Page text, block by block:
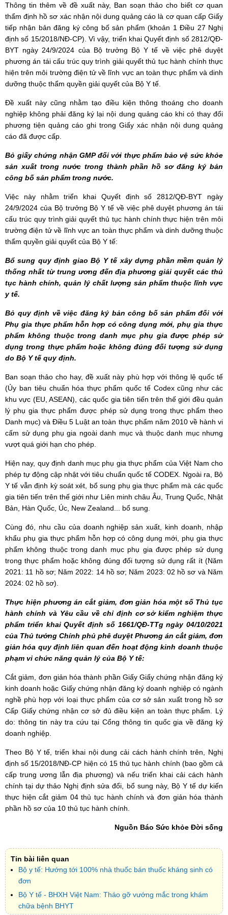
Thông tin thêm về đề xuất này, Ban soạn thảo cho biết cơ quan
thẩm định hồ sơ xác nhận nội dung quảng cáo là cơ quan cấp Giấy
tiếp nhận bản đăng ký công bố sản phẩm (khoản 1 Điều 27 Nghị
định số 15/2018/NĐ-CP). Vì vậy, triển khai Quyết định số 2812/QĐ-
BYT ngày 24/9/2024 của Bộ trưởng Bộ Y tế về việc phê duyệt
phương án tái cấu trúc quy trình giải quyết thủ tục hành chính thực
hiện trên môi trường điện tử về lĩnh vực an toàn thực phẩm và dinh
dưỡng thuộc thẩm quyền giải quyết của Bộ Y tế.
Đề xuất này cũng nhằm tạo điều kiện thông thoáng cho doanh
nghiệp không phải đăng ký lại nội dung quảng cáo khi có thay đổi
phương tiện quảng cáo ghi trong Giấy xác nhận nội dung quảng
cáo đã được cấp.
Bỏ giấy chứng nhận GMP đối với thực phẩm bảo vệ sức khỏe
sản xuất trong nước trong thành phần hồ sơ đăng ký bản
công bố sản phẩm trong nước.
Việc này nhằm triển khai Quyết định số 2812/QĐ-BYT ngày
24/9/2024 của Bộ trưởng Bộ Y tế về việc phê duyệt phương án tái
cấu trúc quy trình giải quyết thủ tục hành chính thực hiện trên môi
trường điện tử về lĩnh vực an toàn thực phẩm và dinh dưỡng thuộc
thẩm quyền giải quyết của Bộ Y tế:
Bổ sung quy định giao Bộ Y tế xây dựng phần mềm quản lý
thống nhất từ trung ương đến địa phương giải quyết các thủ
tục hành chính, quản lý chất lượng sản phẩm thuộc lĩnh vực
y tế.
Bỏ quy định về việc đăng ký bản công bố sản phẩm đối với
Phụ gia thực phẩm hỗn hợp có công dụng mới, phụ gia thực
phẩm không thuộc trong danh mục phụ gia được phép sử
dụng trong thực phẩm hoặc không đúng đối tượng sử dụng
do Bộ Y tế quy định.
Ban soạn thảo cho hay, đề xuất này phù hợp với thông lệ quốc tế
(Ủy ban tiêu chuẩn hóa thực phẩm quốc tế Codex cũng như các
khu vực (EU, ASEAN), các quốc gia tiên tiến trên thế giới đều quản
lý phụ gia thực phẩm được phép sử dụng trong thực phẩm theo
Danh mục) và Điều 5 Luật an toàn thực phẩm năm 2010 về hành vi
cấm sử dụng phụ gia ngoài danh mục và thuộc danh mục nhưng
vượt quá giới hạn cho phép.
Hiện nay, quy định danh mục phụ gia thực phẩm của Việt Nam cho
phép tự động cập nhật với tiêu chuẩn quốc tế CODEX. Ngoài ra, Bộ
Y tế vẫn định kỳ soát xét, bổ sung phụ gia thực phẩm mà các quốc
gia tiên tiến trên thế giới như Liên minh châu Âu, Trung Quốc, Nhật
Bản, Hàn Quốc, Úc, New Zealand... bổ sung.
Cùng đó, nhu cầu của doanh nghiệp sản xuất, kinh doanh, nhập
khẩu phụ gia thực phẩm hỗn hợp có công dụng mới, phụ gia thực
phẩm không thuộc trong danh mục phụ gia được phép sử dụng
trong thực phẩm hoặc không đúng đối tượng sử dụng rất ít (Năm
2021: 11 hồ sơ; Năm 2022: 14 hồ sơ; Năm 2023: 02 hồ sơ và Năm
2024: 02 hồ sơ).
Thực hiện phương án cắt giảm, đơn giản hóa một số Thủ tục
hành chính và Yêu cầu về chỉ định cơ sở kiểm nghiệm thực
phẩm triển khai Quyết định số 1661/QĐ-TTg ngày 04/10/2021
của Thủ tướng Chính phủ phê duyệt Phương án cắt giảm, đơn
giản hóa quy định liên quan đến hoạt động kinh doanh thuộc
phạm vi chức năng quản lý của Bộ Y tế:
Cắt giảm, đơn giản hóa thành phần Giấy Giấy chứng nhận đăng ký
kinh doanh hoặc Giấy chứng nhận đăng ký doanh nghiệp có ngành
nghề phù hợp với loại thực phẩm của cơ sở sản xuất trong hồ sơ
Cấp Giấy chứng nhận cơ sở đủ điều kiện an toàn thực phẩm. Lý
do: thông tin này tra cứu tại Cổng thông tin quốc gia về đăng ký
doanh nghiệp.
Theo Bộ Y tế, triển khai nội dung cải cách hành chính trên, Nghị
định số 15/2018/NĐ-CP hiện có 15 thủ tục hành chính (bao gồm cả
cấp trung ương lẫn địa phương) và nếu triển khai cải cách hành
chính tại dự thảo Nghị định sửa đổi, bổ sung này, Bộ Y tế dự kiến
thực hiện cắt giảm 04 thủ tục hành chính và đơn giản hóa thành
phần hồ sơ của 10 thủ tục hành chính.
Nguồn Báo Sức khỏe Đời sống
Tin bài liên quan
Bộ y tế: Hướng tới 100% nhà thuốc bán thuốc kháng sinh có
đơn
Bộ Y tế - BHXH Việt Nam: Tháo gỡ vướng mắc trong khám
chữa bệnh BHYT